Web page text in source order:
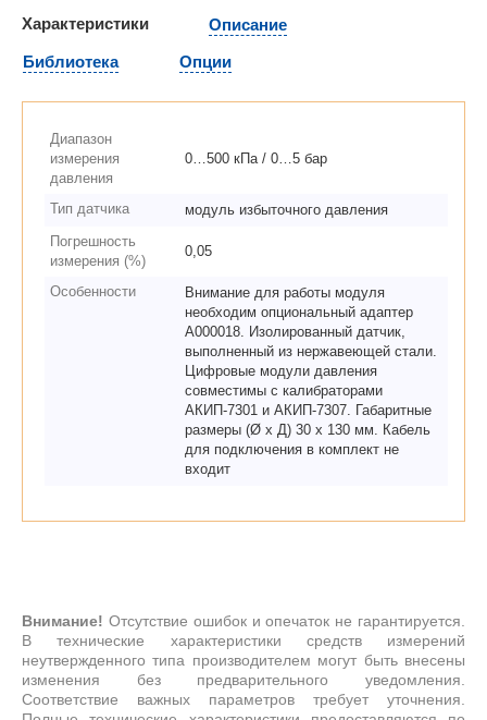
Характеристики
Описание
Библиотека
Опции
Диапазон
измерения
давления
0…500 кПа / 0…5 бар
Тип датчика
модуль избыточного давления
Погрешность
измерения (%)
0,05
Особенности
Внимание для работы модуля
необходим опциональный адаптер
A000018. Изолированный датчик,
выполненный из нержавеющей стали.
Цифровые модули давления
совместимы с калибраторами
АКИП-7301 и АКИП-7307. Габаритные
размеры (Ø х Д) 30 х 130 мм. Кабель
для подключения в комплект не
входит
Внимание! Отсутствие ошибок и опечаток не гарантируется.
В технические характеристики средств измерений
неутвержденного типа производителем могут быть внесены
изменения без предварительного уведомления.
Соответствие важных параметров требует уточнения.